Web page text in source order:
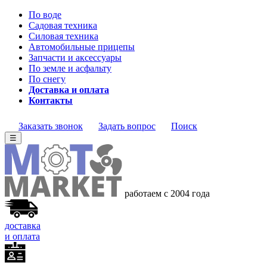
По воде
Садовая техника
Силовая техника
Автомобильные прицепы
Запчасти и аксессуары
По земле и асфальту
По снегу
Доставка и оплата
Контакты
Заказать звонок Задать вопрос Поиск
☰
работаем с 2004 года
доставка
и оплата